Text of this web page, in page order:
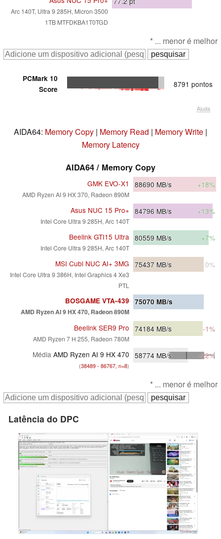
Arc 140T, Ultra 9 285H, Micron 3500
1TB MTFDKBA1T0TGD
* ... menor é melhor
PCMark 10
Score
8791 pontos
Ajuda
AIDA64: Memory Copy | Memory Read | Memory Write |
Memory Latency
AIDA64 / Memory Copy
GMK EVO-X1
AMD Ryzen AI 9 HX 370, Radeon 890M
88690 MB/s +18%
Asus NUC 15 Pro+
Intel Core Ultra 9 285H, Arc 140T
84796 MB/s +13%
Beelink GTI15 Ultra
Intel Core Ultra 9 285H, Arc 140T
80559 MB/s +7%
MSI Cubi NUC AI+ 3MG
Intel Core Ultra 9 386H, Intel Graphics 4 Xe3
PTL
75437 MB/s 0%
BOSGAME VTA-439
AMD Ryzen AI 9 HX 470, Radeon 890M
75070 MB/s
Beelink SER9 Pro
AMD Ryzen 7 H 255, Radeon 780M
74184 MB/s -1%
Média AMD Ryzen AI 9 HX 470
(38489 - 86767, n=8)
58774 MB/s -22%
* ... menor é melhor
Latência do DPC